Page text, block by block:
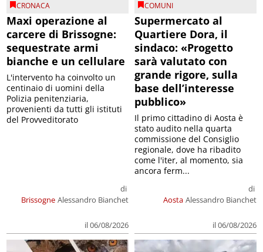
CRONACA
Maxi operazione al
carcere di Brissogne:
sequestrate armi
bianche e un cellulare
Brissogne
di
Alessandro Bianchet
il 06/08/2026
L'intervento ha coinvolto un
centinaio di uomini della
Polizia penitenziaria,
provenienti da tutti gli istituti
del Provveditorato
COMUNI
Supermercato al
Quartiere Dora, il
sindaco: «Progetto
sarà valutato con
grande rigore, sulla
base dell’interesse
pubblico»
Aosta
di
Alessandro Bianchet
il 06/08/2026
Il primo cittadino di Aosta è
stato audito nella quarta
commissione del Consiglio
regionale, dove ha ribadito
come l'iter, al momento, sia
ancora ferm...